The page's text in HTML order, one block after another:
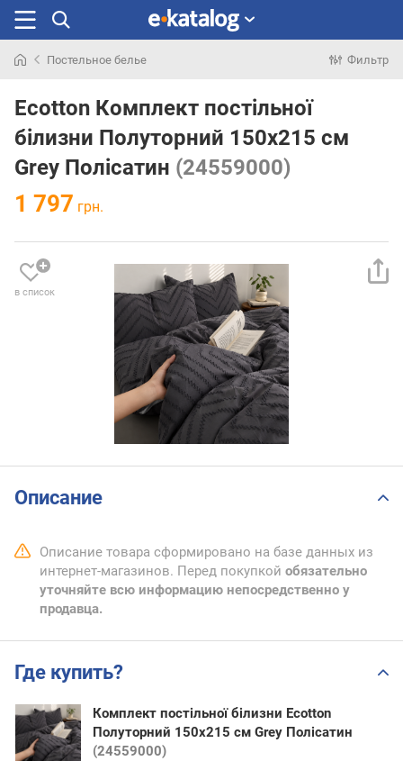
раньше
Постельное белье Фильтр
Ecotton Комплект постільної
білизни Полуторний 150х215 см
Grey Полісатин (24559000)
1 797 грн.
в список
Описание
Описание товара сформировано на базе данных из
интернет-магазинов. Перед покупкой обязательно
уточняйте всю информацию непосредственно у
продавца.
Где купить?
Комплект постільної білизни Ecotton
Полуторний 150х215 см Grey Полісатин
(24559000)